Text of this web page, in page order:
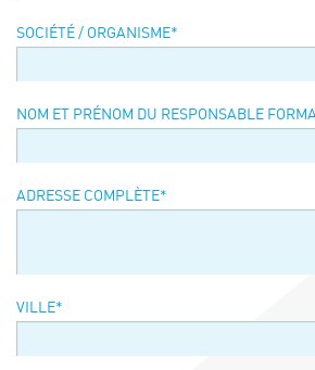
sustainability – September 15 and
Contacts
SOCIÉTÉ / ORGANISME*
NOM ET PRÉNOM DU RESPONSABLE
ADRESSE COMPLÈTE*
VILLE*